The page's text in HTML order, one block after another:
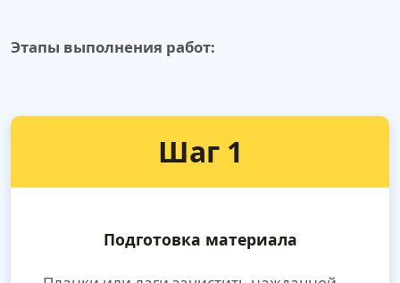
Этапы выполнения работ:
Шаг 1
Подготовка материала